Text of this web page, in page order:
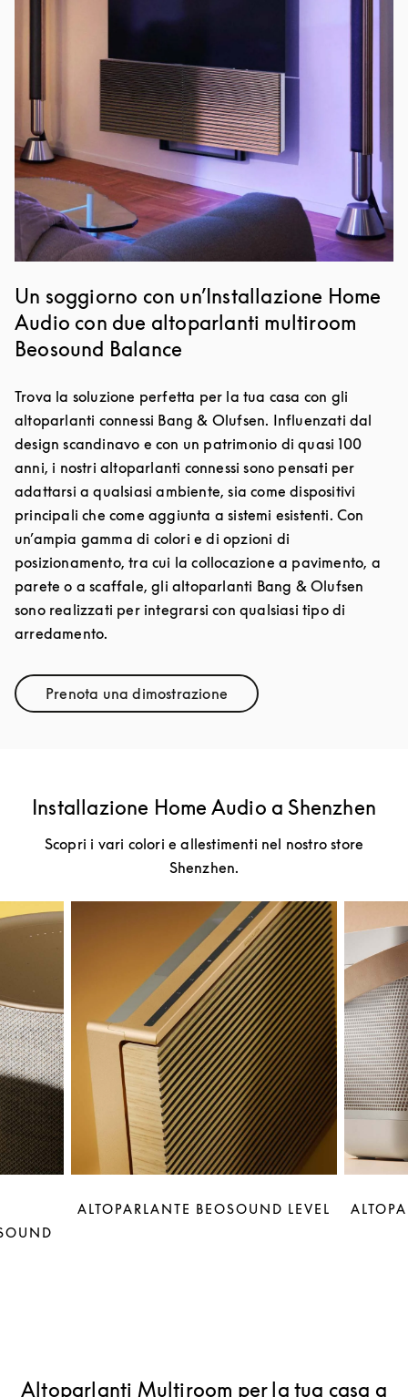
Un soggiorno con un’Installazione Home
Audio con due altoparlanti multiroom
Beosound Balance
Trova la soluzione perfetta per la tua casa con gli
altoparlanti connessi Bang & Olufsen. Influenzati dal
design scandinavo e con un patrimonio di quasi 100
anni, i nostri altoparlanti connessi sono pensati per
adattarsi a qualsiasi ambiente, sia come dispositivi
principali che come aggiunta a sistemi esistenti. Con
un’ampia gamma di colori e di opzioni di
posizionamento, tra cui la collocazione a pavimento, a
parete o a scaffale, gli altoparlanti Bang & Olufsen
sono realizzati per integrarsi con qualsiasi tipo di
arredamento.
Prenota una dimostrazione
Link Opens in New Tab
Installazione Home Audio a Shenzhen
Scopri i vari colori e allestimenti nel nostro store
Shenzhen.
ALTOPARLANTE BEOSOUND LEVEL
Altoparlanti Multiroom per la tua casa a